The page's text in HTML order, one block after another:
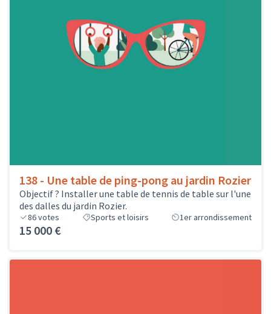
138 - Une table de ping-pong au jardin Rozier
Objectif ? Installer une table de tennis de table sur l'une
des dalles du jardin Rozier.
86votes Sports et loisirs 1er arrondissement
15 000 €